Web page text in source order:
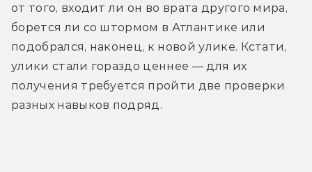
от того, входит ли он во врата другого мира,
борется ли со штормом в Атлантике или
подобрался, наконец, к новой улике. Кстати,
улики стали гораздо ценнее — для их
получения требуется пройти две проверки
разных навыков подряд.